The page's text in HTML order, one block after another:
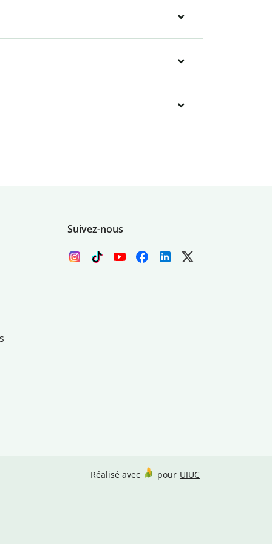
Suivez-nous
Réalisé avec pour UIUC